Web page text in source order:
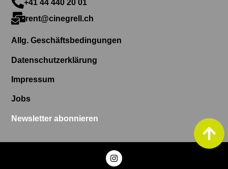
+41 44 440 20 01
rent@cinegrell.ch
Allg. Geschäftsbedingungen
Datenschutzerklärung
Impressum
Jobs
Newsletter abonnieren